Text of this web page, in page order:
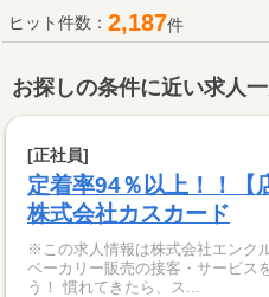
ヒット件数： 2,187件
お探しの条件に近い求人
[正社員]
定着率94％以上！！【
株式会社カスカード
※この求人情報は株式会社エンク
ベーカリー販売の接客・サービス
う！ 慣れてきたら、ス...